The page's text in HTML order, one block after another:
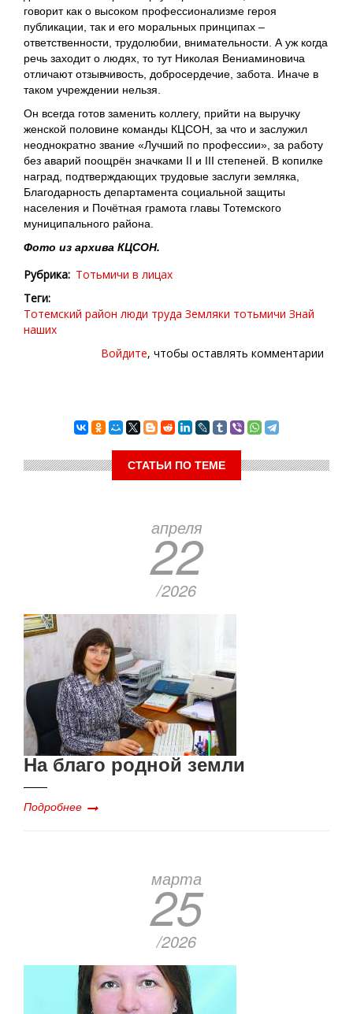
говорит как о высоком профессионализме героя
публикации, так и его моральных принципах –
ответственности, трудолюбии, внимательности. А уж когда
речь заходит о людях, то тут Николая Вениаминовича
отличают отзывчивость, добросердечие, забота. Иначе в
таком учреждении нельзя.
Он всегда готов заменить коллегу, прийти на выручку
женской половине команды КЦСОН, за что и заслужил
неоднократно звание «Лучший по профессии», за работу
без аварий поощрён значками II и III степеней. В копилке
наград, подтверждающих трудовые заслуги земляка,
Благодарность департамента социальной защиты
населения и Почётная грамота главы Тотемского
муниципального района.
Фото из архива КЦСОН.
Рубрика Тотьмичи в лицах
Теги
Тотемский район люди труда Земляки тотьмичи Знай
наших
Войдите, чтобы оставлять комментарии
СТАТЬИ ПО ТЕМЕ
апреля
22
/2026
На благо родной земли
Подробнее
марта
25
/2026